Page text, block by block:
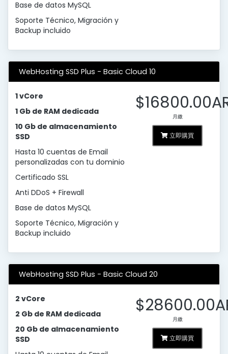
Base de datos MySQL
Soporte Técnico, Migración y
Backup incluido
WebHosting SSD Plus - Basic Cloud 10
1 vCore
1 Gb de RAM dedicada
10 Gb de almacenamiento
SSD
Hasta 10 cuentas de Email
personalizadas con tu dominio
Certificado SSL
Anti DDoS + Firewall
Base de datos MySQL
Soporte Técnico, Migración y
Backup incluido
月繳
立即購買
WebHosting SSD Plus - Basic Cloud 20
2 vCore
2 Gb de RAM dedicada
20 Gb de almacenamiento
SSD
月繳
立即購買